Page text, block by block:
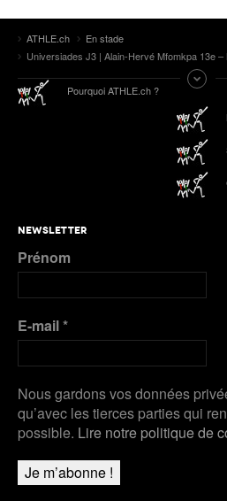
ATHLE.ch
En stade
Universiades J3 | Alain-Hervé Mfomkpa 13e –
Pourquoi ATHLE.ch ?
NEWSLETTER
Prénom
E-mail*
Nous gardons vos données
qu’avec les tierces parties qui
possible. Lire notre politique de